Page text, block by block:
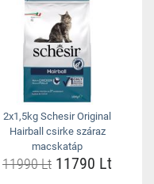
2x1,5kg Schesir Original
Hairball csirke száraz
macskatáp
11990 Lt 11790 Lt